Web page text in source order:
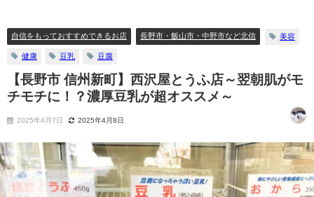
自信をもっておすすめできるお店 長野市・飯山市・中野市など北信 美容
健康 豆乳 豆腐
【長野市 信州新町】西沢屋とうふ店～翌朝肌がモ
チモチに！？濃厚豆乳が超オススメ～
2025年4月7日 2025年4月8日